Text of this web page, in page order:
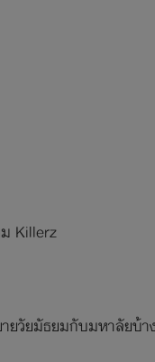
Killerz
ยวัยมัธยมกับมหาลัยบ้า